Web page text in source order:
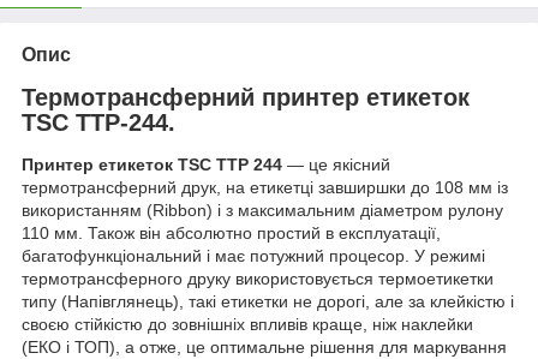
Опис
Термотрансферний принтер етикеток
TSC TTP-244.
Принтер етикеток TSC TTP 244 — це якісний
термотрансферний друк, на етикетці завширшки до 108 мм із
використанням (Ribbon) і з максимальним діаметром рулону
110 мм. Також він абсолютно простий в експлуатації,
багатофункціональний і має потужний процесор. У режимі
термотрансферного друку використовується термоетикетки
типу (Напівглянець), такі етикетки не дорогі, але за клейкістю і
своєю стійкістю до зовнішніх впливів краще, ніж наклейки
(ЕКО і ТОП), а отже, це оптимальне рішення для маркування